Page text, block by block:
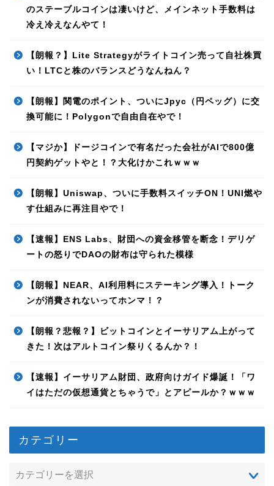
のステーブルコインは凄いけど、メインネット手数料は
冷え冷えなんやて！
【朗報？】Lite Strategyがライトコイン売って自社株買
い！LTCと株のバランスどうなんねん？
【朗報】関電のポイント、ついにJpyc（円ペッグ）に交
換可能に！Polygonで自由自在やで！
【マジか】ドージコインで有名だった会社がAIで800億
円契約ゲットやと！？大化けかこれｗｗｗ
【朗報】Uniswap、ついに手数料スイッチON！UNI燃や
す仕組みに再注目やで！
【速報】ENS Labs、財団への資金移管を断念！デリゲ
ートの怒りでDAOの財布は守られた模様
【朗報】NEAR、AI利用料にステーキング導入！トーク
ンが消費されないってホンマ！？
【朗報？悲報？】ビットコインとイーサリアム上がって
きた！次はアルトコイン祭りくるんか？！
【速報】イーサリアム財団、政府向けガイド爆誕！「ワ
イはただの仮想通貨とちゃうで」とアピールか？ｗｗｗ
カテゴリー